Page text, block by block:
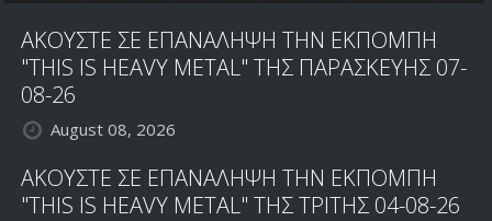
ΑΚΟΥΣΤΕ ΣΕ ΕΠΑΝΑΛΗΨΗ ΤΗΝ ΕΚΠΟΜΠΗ
"THIS IS HEAVY METAL" ΤΗΣ ΠΑΡΑΣΚΕΥΗΣ 07-
08-26
August 08, 2026
ΑΚΟΥΣΤΕ ΣΕ ΕΠΑΝΑΛΗΨΗ ΤΗΝ ΕΚΠΟΜΠΗ
"THIS IS HEAVY METAL" ΤΗΣ ΤΡΙΤΗΣ 04-08-26